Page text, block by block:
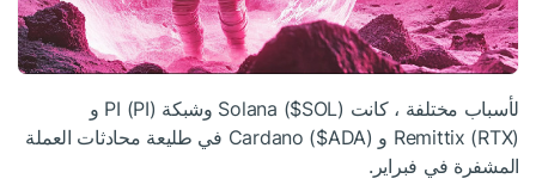
لأسباب مختلفة ، كانت Solana ( $SOL
) وشبكة PI (PI) و
Remittix (RTX) و Cardano (
$ADA
) في طليعة محادثات العملة
المشفرة في فبراير.